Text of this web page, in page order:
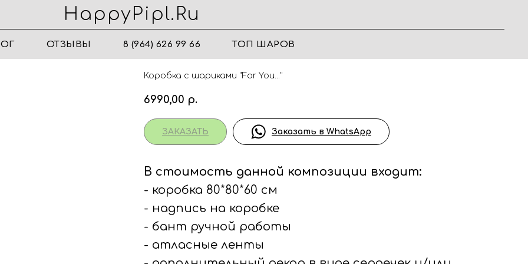
HappyPipl.ru
ОТЗЫВЫ 8 (964) 626 99 66 ТОП ШАРОВ
Коробка с шариками "For You..."
6990,00 р.
ЗАКАЗАТЬ Заказать в WhatsApp
В стоимость данной композиции входит:
- коробка 80*80*60 см
- надпись на коробке
- бант ручной работы
- атласные ленты